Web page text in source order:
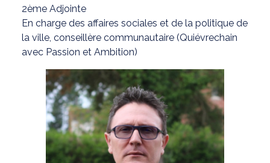
2ème Adjointe
En charge des affaires sociales et de la politique de
la ville, conseillère communautaire (Quiévrechain
avec Passion et Ambition)